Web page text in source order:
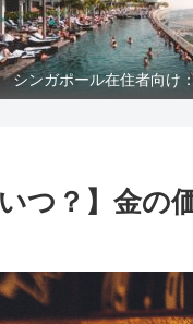
シンガポール在住者向け
つ？】金の